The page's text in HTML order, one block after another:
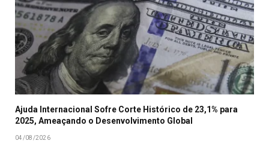
Ajuda Internacional Sofre Corte Histórico de 23,1% para
2025, Ameaçando o Desenvolvimento Global
04/08/2026